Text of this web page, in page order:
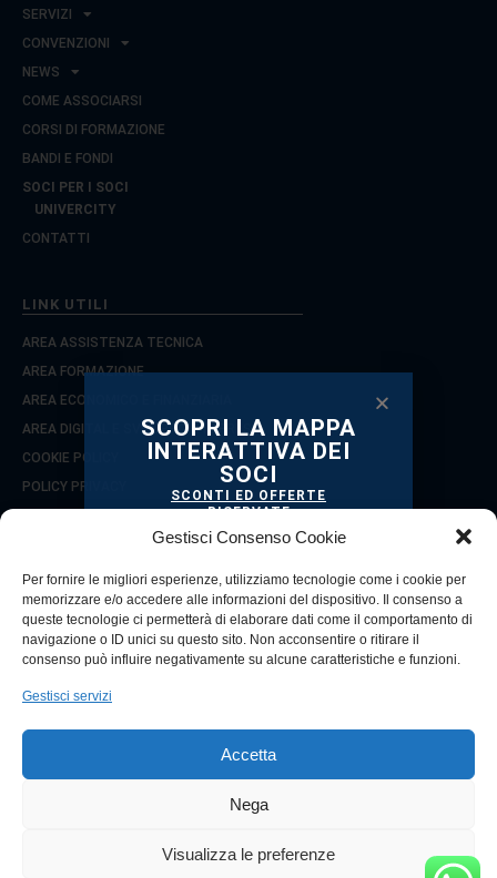
Gestisci Consenso Cookie
Per fornire le migliori esperienze, utilizziamo tecnologie come i cookie per
memorizzare e/o accedere alle informazioni del dispositivo. Il consenso a
queste tecnologie ci permetterà di elaborare dati come il comportamento di
navigazione o ID unici su questo sito. Non acconsentire o ritirare il
consenso può influire negativamente su alcune caratteristiche e funzioni.
Gestisci servizi
Accetta
Nega
Visualizza le preferenze
SERVIZI
CONVENZIONI
NEWS
COME ASSOCIARSI
CORSI DI FORMAZIONE
BANDI E FONDI
SOCI PER I SOCI
UNIVERCITY
CONTATTI
LINK UTILI
AREA ASSISTENZA TECNICA
AREA FORMAZIONE
AREA ECONOMICO E FINANZIARIA
AREA DIGITAL E SVILUPPO D’IMPRESA
COOKIE POLICY
POLICY PRIVACY
SEGUICI SU
© 2021 Copyright Confcommercio Reggio Calabria
CF 80003010800
Powered by
SCOPRI LA MAPPA
INTERATTIVA DEI
SOCI
SCONTI ED OFFERTE
RISERVATE
TI STANNO ASPETTANDO!
VAI ALLA MAPPA